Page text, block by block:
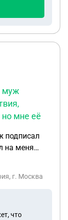
муж
мне её
подписал
на меня
он
г. Москва
что